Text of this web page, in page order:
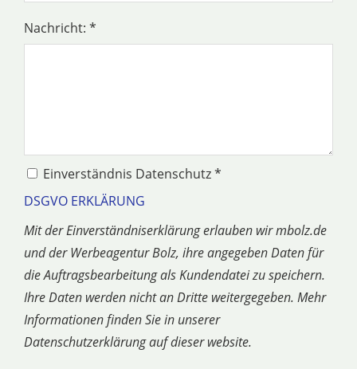
Nachricht: *
Einverständnis Datenschutz *
DSGVO ERKLÄRUNG
Mit der Einverständniserklärung erlauben wir mbolz.de
und der Werbeagentur Bolz, ihre angegeben Daten für
die Auftragsbearbeitung als Kundendatei zu speichern.
Ihre Daten werden nicht an Dritte weitergegeben. Mehr
Informationen finden Sie in unserer
Datenschutzerklärung auf dieser website.